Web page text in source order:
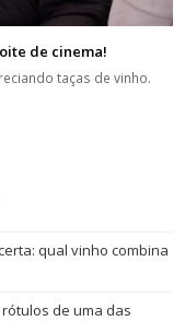
de cinema!
taças de vinho.
qual vinho combina
de uma das